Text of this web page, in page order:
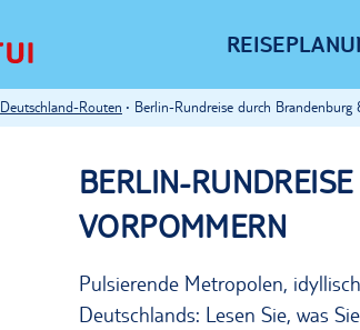
Deutschland-Routen Berlin-Rundreise durch Brandenburg
BERLIN-
VORPOMMERN
Pulsierende Metropolen,
Deutschlands: Lesen Sie, was